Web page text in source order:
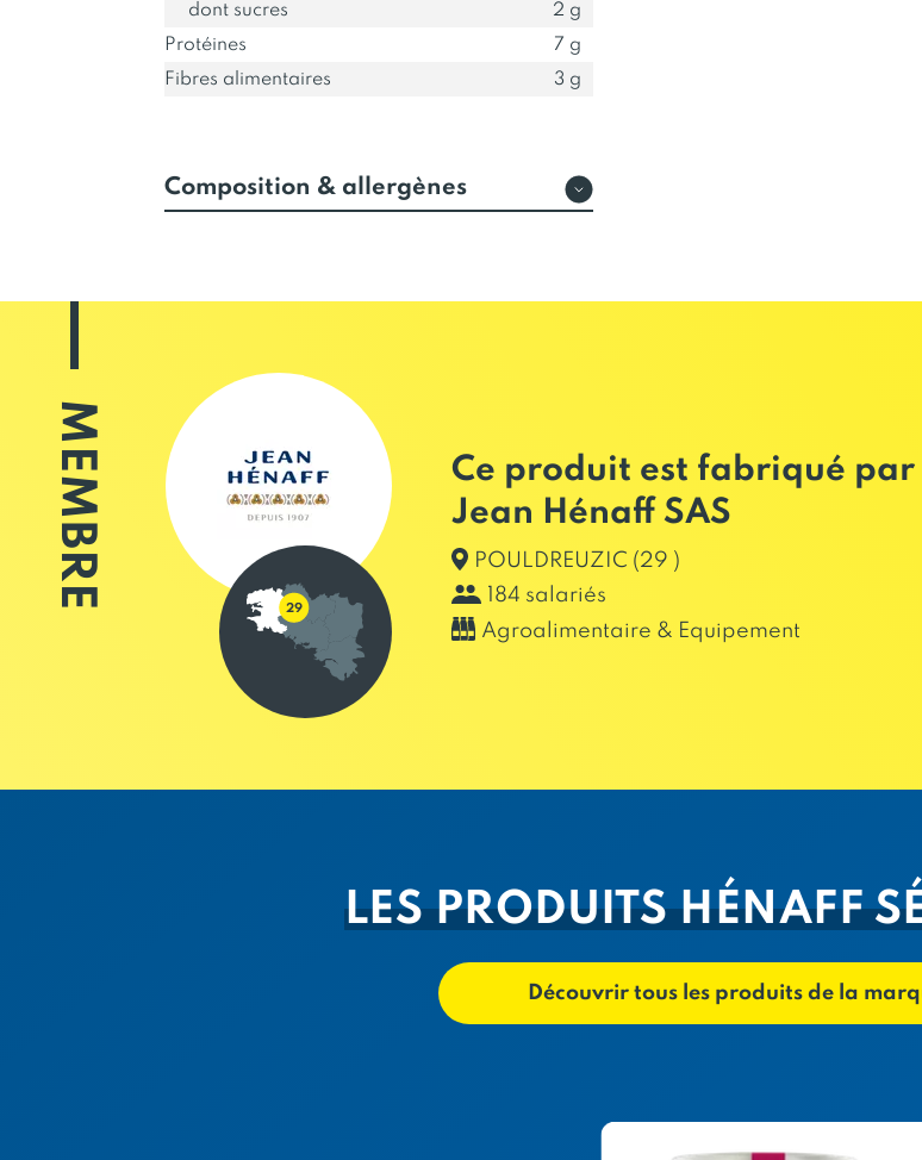
dont sucres
2 g
Protéines
7 g
Fibres alimentaires
3 g
Composition & allergènes
MEMBRE
Ce produit est fabriqué par
Jean Hénaff SAS
POULDREUZIC (29 )
184 salariés
Agroalimentaire & Equipement
LES PRODUITS HÉNAFF
Découvrir tous les produits de la